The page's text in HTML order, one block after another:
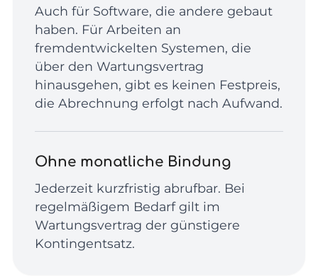
Auch für Software, die andere gebaut
haben. Für Arbeiten an
fremdentwickelten Systemen, die
über den Wartungsvertrag
hinausgehen, gibt es keinen Festpreis,
die Abrechnung erfolgt nach Aufwand.
Ohne monatliche Bindung
Jederzeit kurzfristig abrufbar. Bei
regelmäßigem Bedarf gilt im
Wartungsvertrag der günstigere
Kontingentsatz.